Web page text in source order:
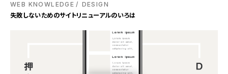
WEB KNOWLEDGE
DESIGN
失敗しないためのサイトリニューアルのいろは